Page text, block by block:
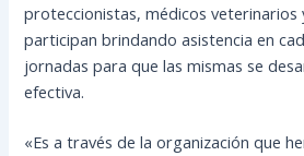
proteccionistas, médicos veterinarios
participan brindando asistencia en
jornadas para que las mismas se
efectiva.
«Es a través de la organización que